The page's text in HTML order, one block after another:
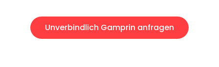
Unverbindlich Gamprin anfragen